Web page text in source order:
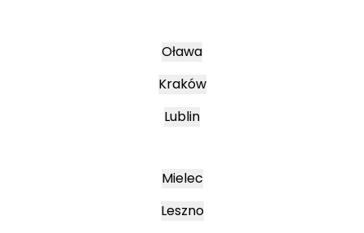
Oława
Kraków
Lublin
Mielec
Leszno